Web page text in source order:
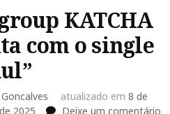
KATCHA
com o single
atualizado em 8 de
2025
Deixe um comentário